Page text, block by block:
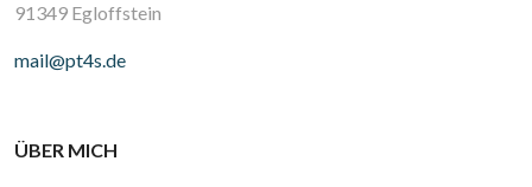
91349 Egloffstein
mail@pt4s.de
ÜBER MICH